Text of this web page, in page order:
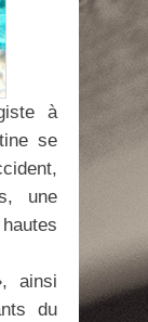
à
se
une
ainsi
du